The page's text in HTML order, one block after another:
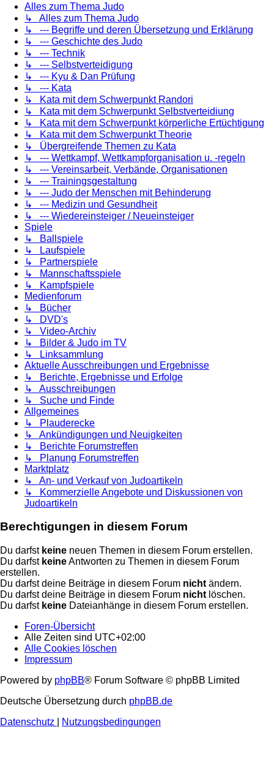
Alles zum Thema Judo
↳ Alles zum Thema Judo
↳ --- Begriffe und deren Übersetzung und Erklärung
↳ --- Geschichte des Judo
↳ --- Technik
↳ --- Selbstverteidigung
↳ --- Kyu & Dan Prüfung
↳ --- Kata
↳ Kata mit dem Schwerpunkt Randori
↳ Kata mit dem Schwerpunkt Selbstverteidiung
↳ Kata mit dem Schwerpunkt körperliche Ertüchtigung
↳ Kata mit dem Schwerpunkt Theorie
↳ Übergreifende Themen zu Kata
↳ --- Wettkampf, Wettkampforganisation u. -regeln
↳ --- Vereinsarbeit, Verbände, Organisationen
↳ --- Trainingsgestaltung
↳ --- Judo der Menschen mit Behinderung
↳ --- Medizin und Gesundheit
↳ --- Wiedereinsteiger / Neueinsteiger
Spiele
↳ Ballspiele
↳ Laufspiele
↳ Partnerspiele
↳ Mannschaftsspiele
↳ Kampfspiele
Medienforum
↳ Bücher
↳ DVD's
↳ Video-Archiv
↳ Bilder & Judo im TV
↳ Linksammlung
Aktuelle Ausschreibungen und Ergebnisse
↳ Berichte, Ergebnisse und Erfolge
↳ Ausschreibungen
↳ Suche und Finde
Allgemeines
↳ Plauderecke
↳ Ankündigungen und Neuigkeiten
↳ Berichte Forumstreffen
↳ Planung Forumstreffen
Marktplatz
↳ An- und Verkauf von Judoartikeln
↳ Kommerzielle Angebote und Diskussionen von
Judoartikeln
Berechtigungen in diesem Forum
Du darfst keine neuen Themen in diesem Forum erstellen.
Du darfst keineAntworten zu Themen in diesem Forum
erstellen.
Du darfst deine Beiträge in diesem Forum nicht ändern.
Du darfst deine Beiträge in diesem Forum nicht löschen.
Du darfst keine Dateianhänge in diesem Forum erstellen.
Foren-Übersicht
Alle Zeiten sind UTC+02:00
Alle Cookies löschen
Impressum
Powered by phpBB® Forum Software © phpBB Limited
Deutsche Übersetzung durch phpBB.de
Datenschutz
Nutzungsbedingungen